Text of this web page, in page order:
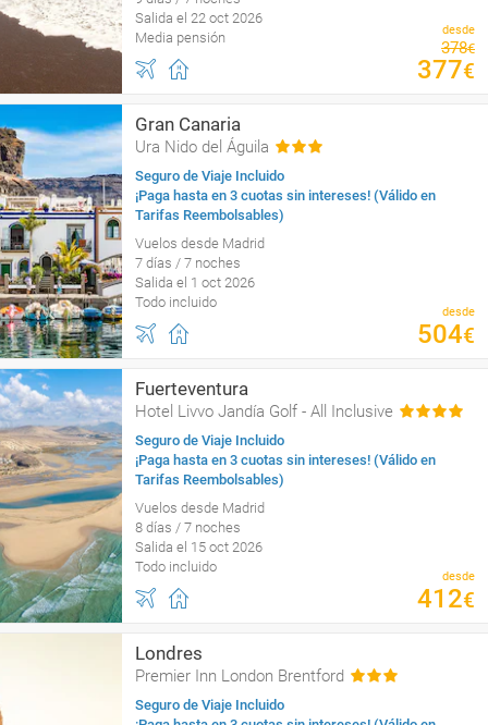
Salida el 22 oct 2026
Media pensión
desde
378€
377€
Gran Canaria
Ura Nido del Águila
Seguro de Viaje Incluido
¡Paga hasta en 3 cuotas sin intereses! (Válido en
Tarifas Reembolsables)
Vuelos desde Madrid
7 días / 7 noches
Salida el 1 oct 2026
Todo incluido
desde
504€
Fuerteventura
Hotel Livvo Jandía Golf - All Inclusive
Seguro de Viaje Incluido
¡Paga hasta en 3 cuotas sin intereses! (Válido en
Tarifas Reembolsables)
Vuelos desde Madrid
8 días / 7 noches
Salida el 15 oct 2026
Todo incluido
desde
412€
Londres
Premier Inn London Brentford
Seguro de Viaje Incluido